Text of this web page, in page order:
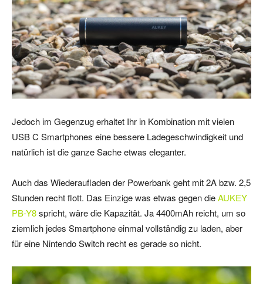
Jedoch im Gegenzug erhaltet Ihr in Kombination mit vielen
USB C Smartphones eine bessere Ladegeschwindigkeit und
natürlich ist die ganze Sache etwas eleganter.
Auch das Wiederaufladen der Powerbank geht mit 2A bzw. 2,5
Stunden recht flott. Das Einzige was etwas gegen dieAUKEY
PB-Y8spricht, wäre die Kapazität. Ja 4400mAh reicht, um so
ziemlich jedes Smartphone einmal vollständig zu laden, aber
für eine Nintendo Switch recht es gerade so nicht.